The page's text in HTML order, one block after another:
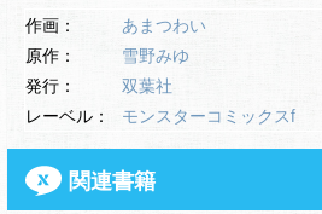
作画：
あまつわい
原作：
雪野みゆ
発行：
双葉社
レーベル：
モンスターコミックスf
関連書籍